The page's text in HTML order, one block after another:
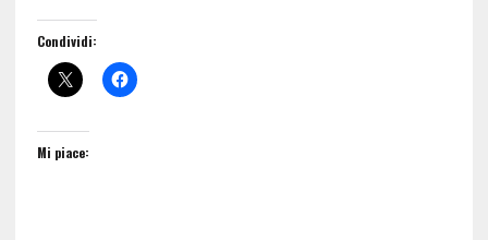
Condividi:
Mi piace: